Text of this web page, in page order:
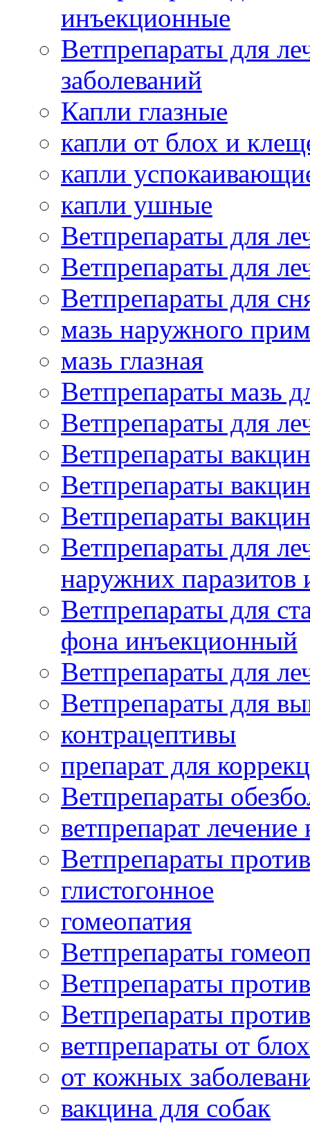
инъекционные
Ветпрепараты для
заболеваний
Капли глазные
капли от блох и
капли
капли ушные
Ветпрепараты для
Ветпрепараты для
Ветпрепараты для
мазь наружного
мазь глазная
Ветпрепараты мазь
Ветпрепараты для
Ветпрепараты
Ветпрепараты
Ветпрепараты
Ветпрепараты для
наружних
Ветпрепараты для
фона инъекционный
Ветпрепараты для
Ветпрепараты для
контрацептивы
препарат для
Ветпрепараты
ветпрепарат
Ветпрепараты
глистогонное
гомеопатия
Ветпрепараты
Ветпрепараты
Ветпрепараты
ветпрепараты от
от кожных
вакцина для собак